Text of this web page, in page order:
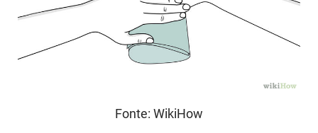
Fonte: WikiHow